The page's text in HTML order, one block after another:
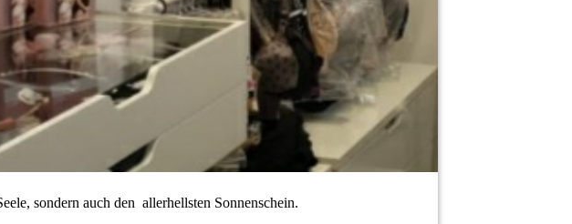
sondern auch den allerhellsten Sonnenschein.